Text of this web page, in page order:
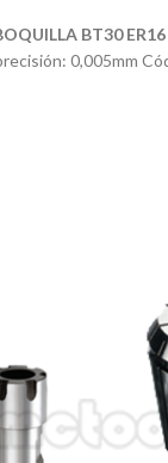
BT30 ER16
0,005mm